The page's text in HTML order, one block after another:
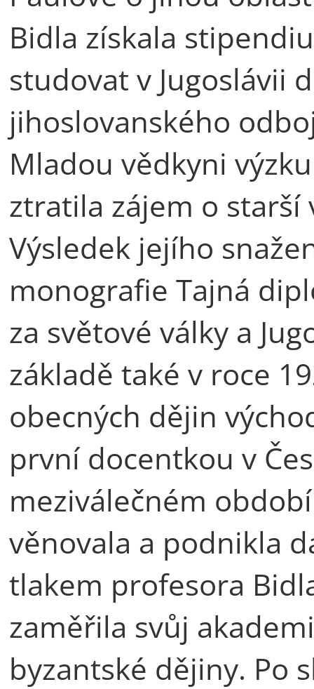
Bidla získala
studovat v Jugoslávii
jihoslovanského
Mladou vědkyni
ztratila zájem o
Výsledek jejího
monografie Tajná
za světové války a
základě také v roce
obecných dějin
první docentkou v
meziválečném
věnovala a podnikla
tlakem profesora
zaměřila svůj
byzantské dějiny. Po